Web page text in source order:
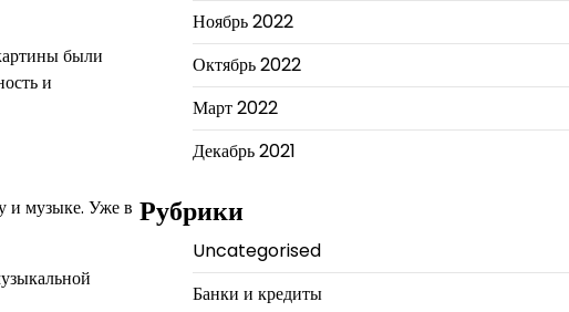
были
и
и музыке. Уже в
Ноябрь 2022
Октябрь 2022
Март 2022
Декабрь 2021
Рубрики
Uncategorised
Банки и кредиты